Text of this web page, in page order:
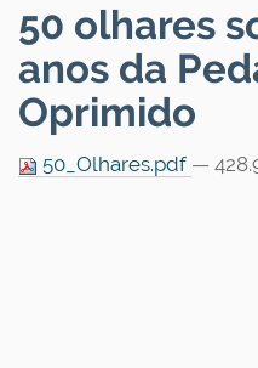
50 olhares
anos da
Oprimido
50_Olhares.pdf —